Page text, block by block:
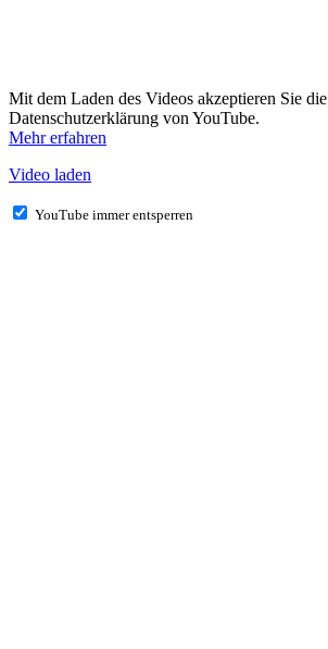
Mit dem Laden des Videos akzeptieren Sie die
Datenschutzerklärung von YouTube.
Mehr erfahren
Video laden
YouTube immer entsperren